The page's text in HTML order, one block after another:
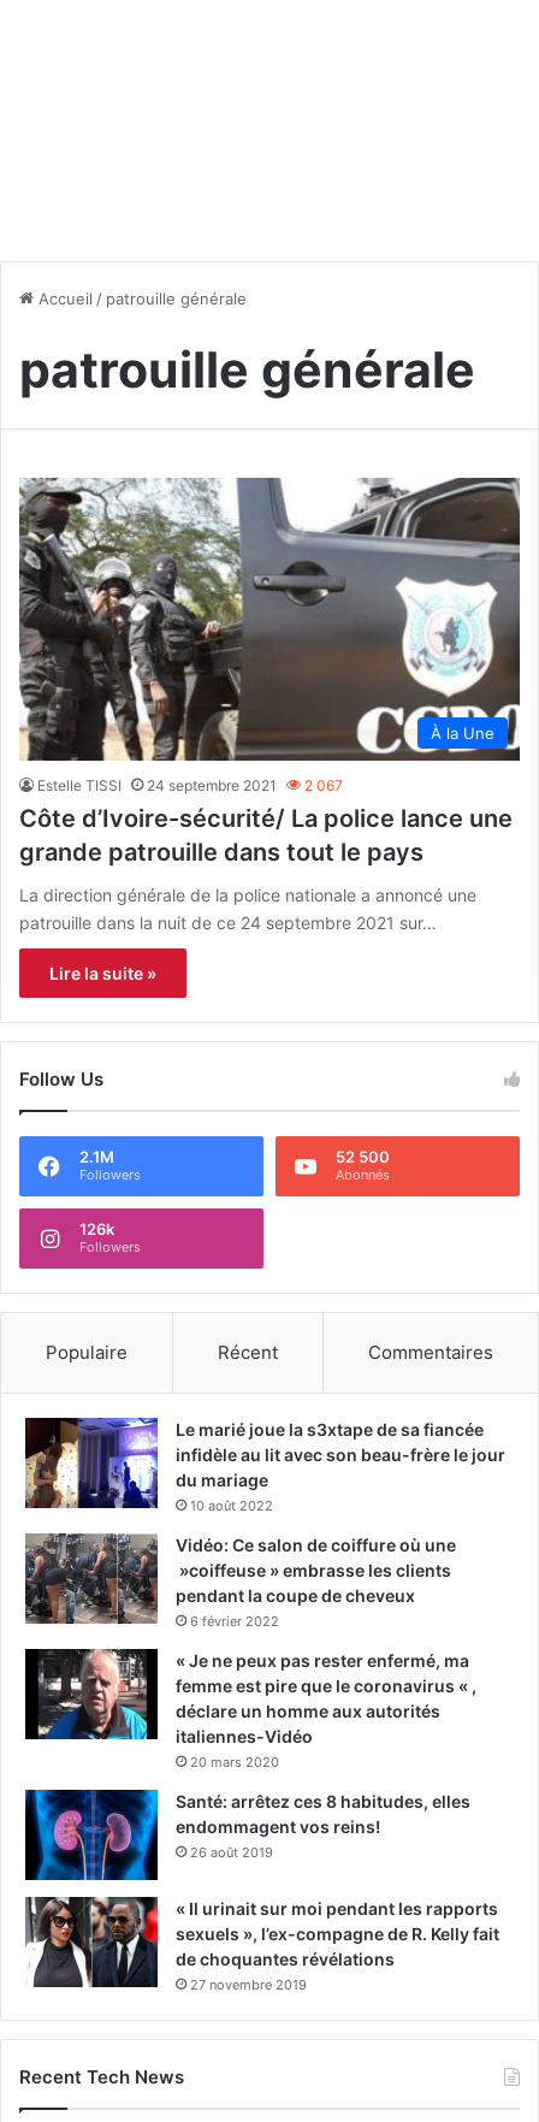
Accueil / patrouille générale
patrouille générale
À la Une
Estelle TISSI 24 septembre 2021 2 067
Côte d’Ivoire-sécurité/ La police lance une
grande patrouille dans tout le pays
La direction générale de la police nationale a annoncé une
patrouille dans la nuit de ce 24 septembre 2021 sur…
Lire la suite »
Follow Us
2.1M
Followers
52 500
Abonnés
126k
Followers
Populaire Récent Commentaires
Le marié joue la s3xtape de sa fiancée
infidèle au lit avec son beau-frère le jour
du mariage
10 août 2022
Vidéo: Ce salon de coiffure où une
»coiffeuse » embrasse les clients
pendant la coupe de cheveux
6 février 2022
« Je ne peux pas rester enfermé, ma
femme est pire que le coronavirus « ,
déclare un homme aux autorités
italiennes-Vidéo
20 mars 2020
Santé: arrêtez ces 8 habitudes, elles
endommagent vos reins!
26 août 2019
« Il urinait sur moi pendant les rapports
sexuels », l’ex-compagne de R. Kelly fait
de choquantes révélations
27 novembre 2019
Recent Tech News